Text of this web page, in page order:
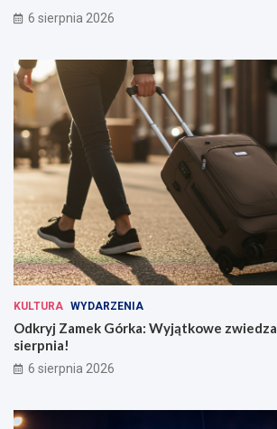
6 sierpnia 2026
KULTURA WYDARZENIA
Odkryj Zamek Górka: Wyjątkowe
sierpnia!
6 sierpnia 2026